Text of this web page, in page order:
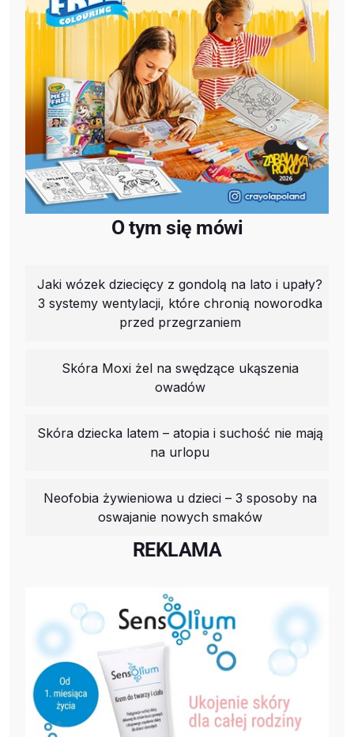
O tym się mówi
Jaki wózek dziecięcy z gondolą na lato i upały?
3 systemy wentylacji, które chronią noworodka
przed przegrzaniem
Skóra Moxi żel na swędzące ukąszenia
owadów
Skóra dziecka latem – atopia i suchość nie mają
na urlopu
Neofobia żywieniowa u dzieci – 3 sposoby na
oswajanie nowych smaków
REKLAMA